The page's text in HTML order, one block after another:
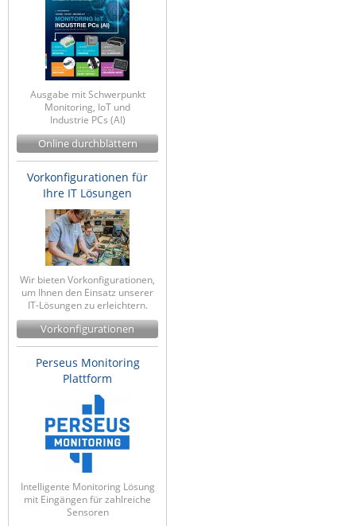
Ausgabe mit Schwerpunkt
Monitoring, IoT und
Industrie PCs (AI)
Online durchblättern
Vorkonfigurationen für
Ihre IT Lösungen
Wir bieten Vorkonfigurationen,
um Ihnen den Einsatz unserer
IT-Lösungen zu erleichtern.
Vorkonfigurationen
Perseus Monitoring
Plattform
Intelligente Monitoring Lösung
mit Eingängen für zahlreiche
Sensoren